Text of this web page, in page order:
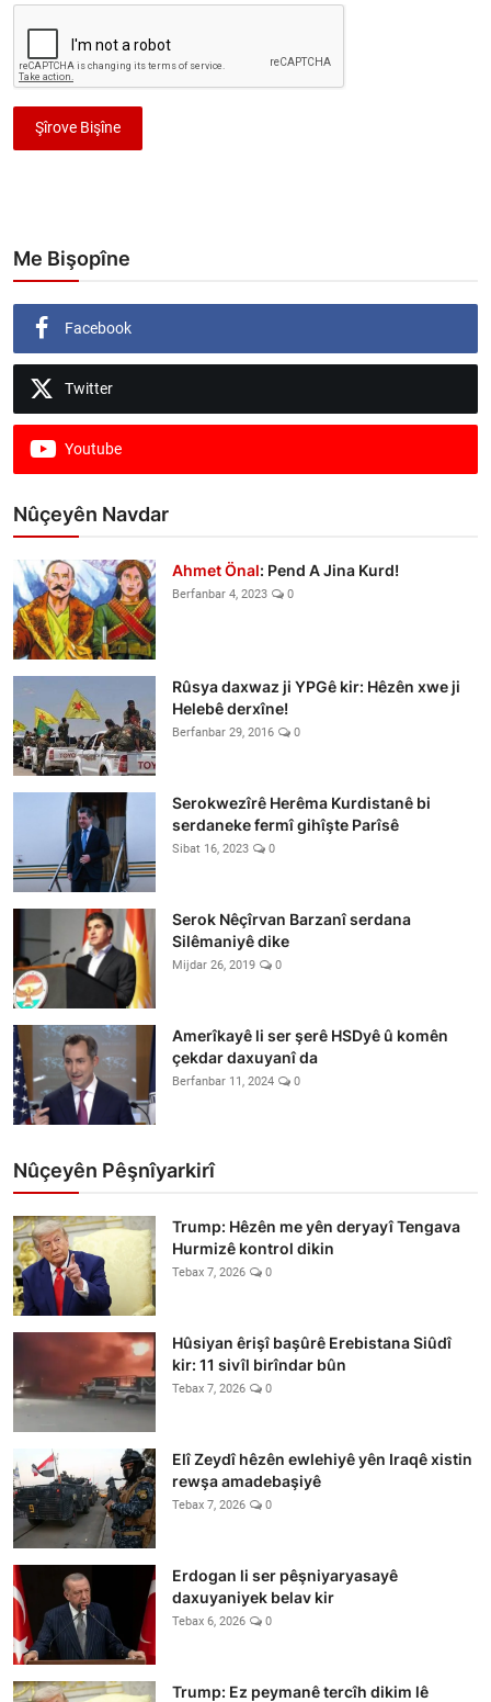
Şîrove Bişîne
Me Bişopîne
Facebook
Twitter
Youtube
Nûçeyên Navdar
Ahmet Önal: Pend A Jina Kurd!
Berfanbar 4, 2023 0
Rûsya daxwaz ji YPGê kir: Hêzên xwe ji
Helebê derxîne!
Berfanbar 29, 2016 0
Serokwezîrê Herêma Kurdistanê bi
serdaneke fermî gihîşte Parîsê
Sibat 16, 2023 0
Serok Nêçîrvan Barzanî serdana
Silêmaniyê dike
Mijdar 26, 2019 0
Amerîkayê li ser şerê HSDyê û komên
çekdar daxuyanî da
Berfanbar 11, 2024 0
Nûçeyên Pêşnîyarkirî
Trump: Hêzên me yên deryayî Tengava
Hurmizê kontrol dikin
Tebax 7, 2026 0
Hûsiyan êrişî başûrê Erebistana Siûdî
kir: 11 sivîl birîndar bûn
Tebax 7, 2026 0
Elî Zeydî hêzên ewlehiyê yên Iraqê xistin
rewşa amadebaşiyê
Tebax 7, 2026 0
Erdogan li ser pêşniyaryasayê
daxuyaniyek belav kir
Tebax 6, 2026 0
Trump: Ez peymanê tercîh dikim lê